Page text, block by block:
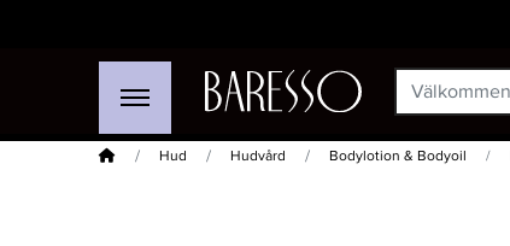
Hem Hud Hudvård Bodylotion & Bodyoil